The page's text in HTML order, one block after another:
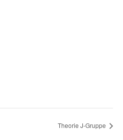
Theorie J-Gruppe